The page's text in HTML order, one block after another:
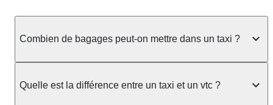
Combien de bagages peut-on mettre dans un taxi ?
taxi berline accueille en général jusqu'à 3 bagages
Quelle est la différence entre un taxi et un vtc ?